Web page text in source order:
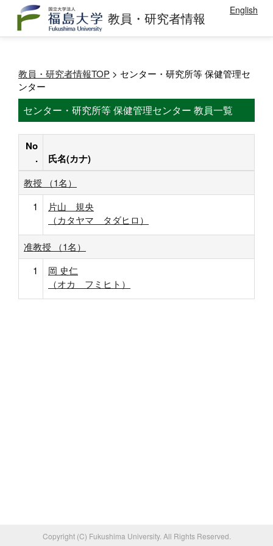
教員・研究者情報 English
教員・研究者情報TOP > センター・研究所等 保健管理セ
ンター
センター・研究所等 保健管理センター 教員一覧
No
.
氏名(カナ)
教授 （1名）
1
片山 規央
（カタヤマ タダヒロ）
准教授 （1名）
1
岡 史仁
（オカ フミヒト）
Copyright (C) Fukushima University. All Rights Reserved.